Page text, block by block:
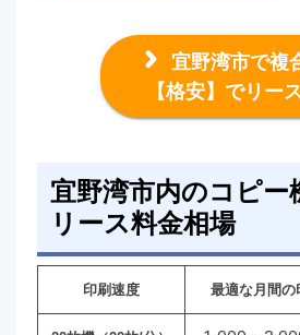
宜野湾市で複
【格安】でリー
宜野湾市内のコピー
リース料金相場
印刷速度 最適な月間の